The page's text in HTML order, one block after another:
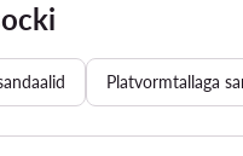
Platvormtallaga